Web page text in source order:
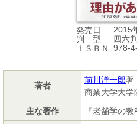
発売日
2015
判 型
四六
ＩＳＢＮ
978-
著者
前川洋一郎著
商業大学大学
主な著作
『老舗学の